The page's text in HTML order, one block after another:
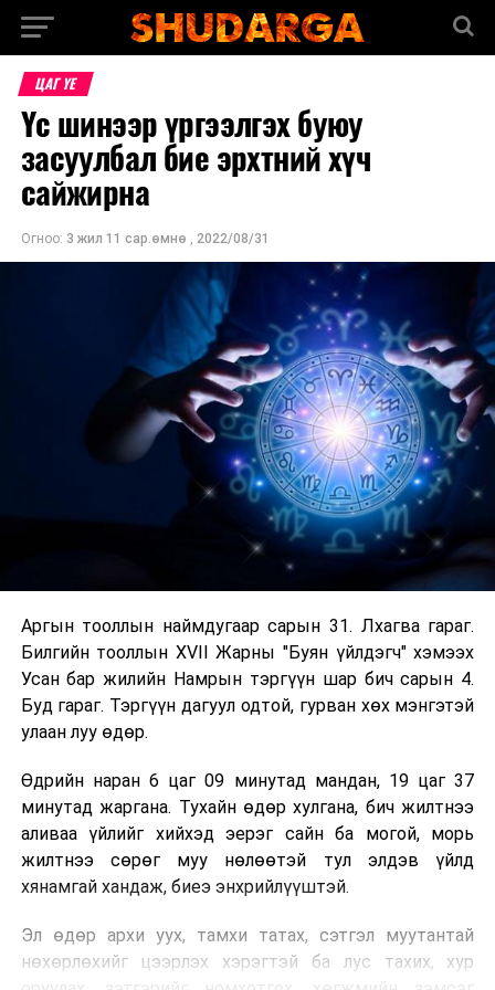
ЦАГ ҮЕ
Үс шинээр үргээлгэх буюу
засуулбал бие эрхтний хүч
сайжирна
Огноо: 3 жил 11 сар.өмнө , 2022/08/31
Аргын тооллын наймдугаар сарын 31. Лхагва гараг.
Билгийн тооллын XVII Жарны "Буян үйлдэгч" хэмээх
Усан бар жилийн Намрын тэргүүн шар бич сарын 4.
Буд гараг. Тэргүүн дагуул одтой, гурван хөх мэнгэтэй
улаан луу өдөр.
Өдрийн наран 6 цаг 09 минутад мандан, 19 цаг 37
минутад жаргана. Тухайн өдөр хулгана, бич жилтнээ
аливаа үйлийг хийхэд эерэг сайн ба могой, морь
жилтнээ сөрөг муу нөлөөтэй тул элдэв үйлд
хянамгай хандаж, биеэ энхрийлүүштэй.
Эл өдөр архи уух, тамхи татах, сэтгэл муутантай
нөхөрлөхийг цээрлэх хэрэгтэй ба лус тахих, хур